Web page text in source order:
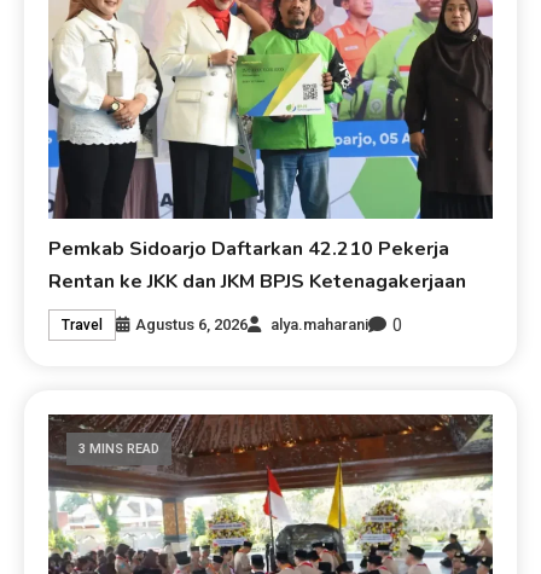
Pemkab Sidoarjo Daftarkan 42.210 Pekerja
Rentan ke JKK dan JKM BPJS Ketenagakerjaan
Travel Agustus 6, 2026 alya.maharani 0
3 MINS READ